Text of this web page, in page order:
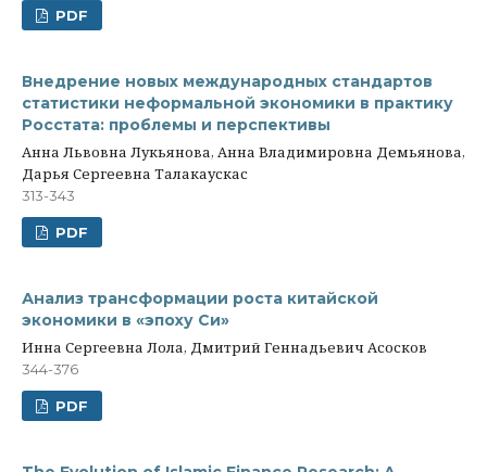
PDF
Внедрение новых международных стандартов
статистики неформальной экономики в практику
Росстата: проблемы и перспективы
Анна Львовна Лукьянова, Анна Владимировна Демьянова,
Дарья Сергеевна Талакаускас
313-343
PDF
Анализ трансформации роста китайской
экономики в «эпоху Си»
Инна Сергеевна Лола, Дмитрий Геннадьевич Асосков
344-376
PDF